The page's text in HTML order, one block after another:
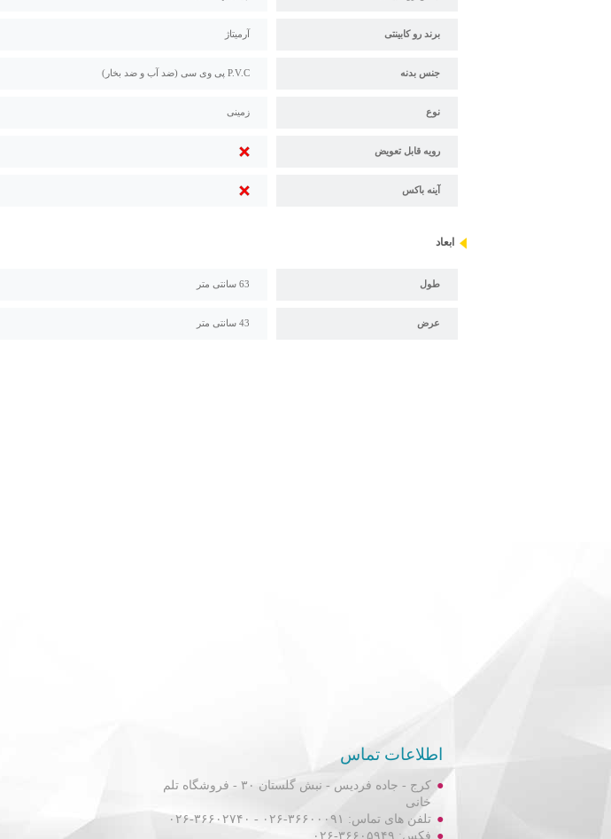
برند رو کابینتی آرمیتاژ
جنس بدنه P.V.C پی وی سی (ضد آب و ضد بخار)
نوع زمینی
رویه قابل تعویض
آینه باکس
ابعاد
طول 63 سانتی متر
عرض 43 سانتی متر
اطلاعات تماس
کرج - جاده فردیس - نبش گلستان ۳۰ - فروشگاه تلم
خانی
تلفن های تماس: ۳۶۶۰۰۰۹۱-۰۲۶ - ۳۶۶۰۲۷۴۰-۰۲۶
فکس: ۳۶۶۰۵۹۴۹-۰۲۶